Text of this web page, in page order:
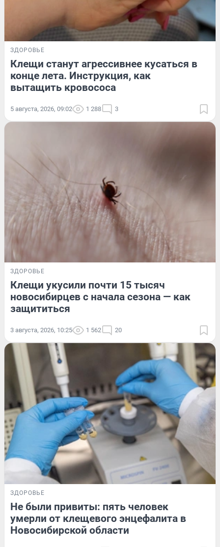
ЗДОРОВЬЕ
Клещи станут агрессивнее кусаться в
конце лета. Инструкция, как
вытащить кровососа
5 августа, 2026, 09:02 1 288 3
ЗДОРОВЬЕ
Клещи укусили почти 15 тысяч
новосибирцев с начала сезона — как
защититься
3 августа, 2026, 10:25 1 562 20
ЗДОРОВЬЕ
Не были привиты: пять человек
умерли от клещевого энцефалита в
Новосибирской области